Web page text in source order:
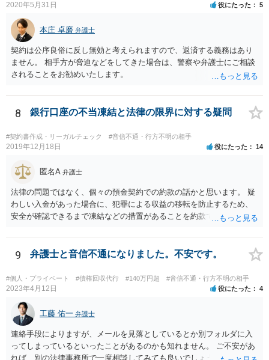
2020年5月31日 役にたった 5
本庄 卓磨 弁護士
契約は公序良俗に反し無効と考えられますので、返済する義務はあり
ません。 相手方が脅迫などをしてきた場合は、警察や弁護士にご相談
されることをお勧めいたします。
8 銀行口座の不当凍結と法律の限界に対する疑問
#契約書作成・リーガルチェック #音信不通・行方不明の相手
2019年12月18日 役にたった 14
匿名A 弁護士
法律の問題ではなく、個々の預金契約での約款の話かと思います。 疑
わしい入金があった場合に、犯罪による収益の移転を防止するため、
安全が確認できるまで凍結などの措置があることを約款で定めている
口座を開設している以上、応じざるを得ません。 銀行に根拠を確認し
てみるとよいでしょう。
9 弁護士と音信不通になりました。不安です。
#個人・プライベート #債権回収代行 #140万円超 #音信不通・行方不明の相手
2023年4月12日 役にたった 4
工藤 佑一 弁護士
連絡手段によりますが、メールを見落としているとか別フォルダに入
ってしまっているといったことがあるのかも知れません。 ご不安があ
れば、別の法律事務所で一度相談してみても良いでしょう。